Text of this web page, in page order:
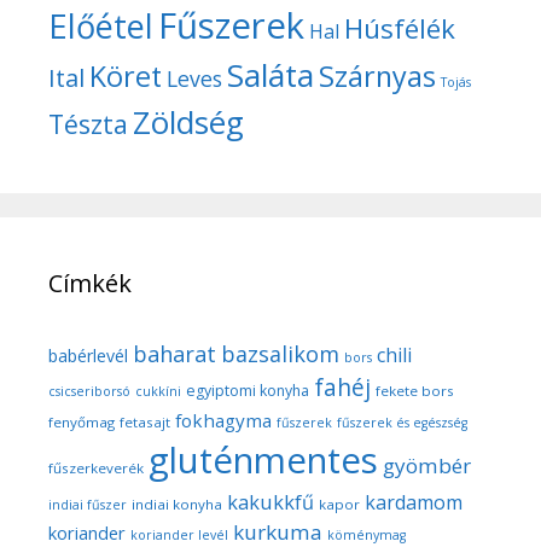
Előétel Fűszerek Hal Húsfélék
Ital Köret Leves SalátaSzárnyas Tojás
Tészta Zöldség
Címkék
babérlevél baharat bazsalikom bors chili
csicseriborsó cukkíni egyiptomi konyha fahéj fekete bors
fenyőmag fetasajt fokhagyma fűszerek fűszerek és egészség
fűszerkeverék gluténmentes gyömbér
indiai fűszer indiai konyha kakukkfű kapor kardamom
koriander koriander levél kurkuma köménymag